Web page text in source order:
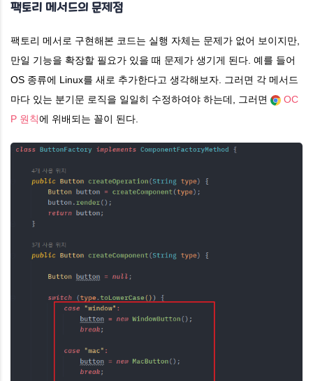
                txtedit
        }
return txtedit;
    }
팩토리 메서드의 문제점
팩토리 메서로 구현해본 코드는 실행 자체는 문제가 없어 보이지만,
만일 기능을 확장할 필요가 있을 때 문제가 생기게 된다. 예를 들어
OS 종류에 Linux를 새로 추가한다고 생각해보자. 그러면 각 메서드
마다 있는 분기문 로직을 일일히 수정하여야 하는데, 그러면
OC
P 원칙에 위배되는 꼴이 된다.